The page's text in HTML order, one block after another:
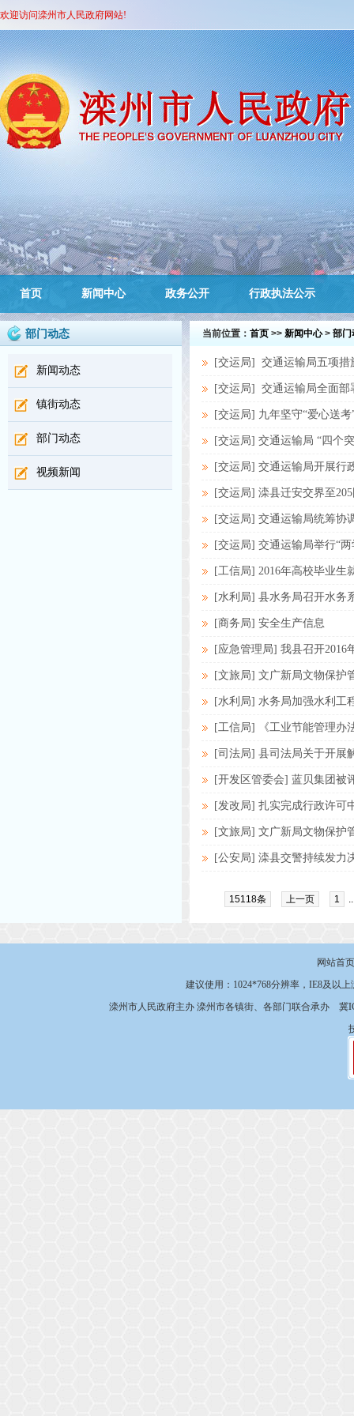
欢迎访问滦州市人民政府网站!
首页 新闻中心 政务公开 行政执法公示
部门动态
新闻动态
镇街动态
部门动态
视频新闻
当前位置： 首页 >> 新闻中心> 部门
[交运局] 交通运输局五项措
[交运局] 交通运输局全面部
[交运局] 九年坚守“爱心送考
[交运局] 交通运输局 “四个
[交运局] 交通运输局开展行
[交运局] 滦县迁安交界至
[交运局] 交通运输局统筹协
[交运局] 交通运输局举行“
[工信局] 2016年高校毕业生
[水利局] 县水务局召开水务
[商务局] 安全生产信息
[应急管理局] 我县召开2016
[文旅局] 文广新局文物保护
[水利局] 水务局加强水利工
[工信局] 《工业节能管理办
[司法局] 县司法局关于开展
[开发区管委会] 蓝贝集团被
[发改局] 扎实完成行政许可
[文旅局] 文广新局文物保护
[公安局] 滦县交警持续发力
15118条 上一页 1
网站首页
建议使用：1024*768分辨率，IE8及以
滦州市人民政府主办 滦州市各镇街、各部门联合承办 冀